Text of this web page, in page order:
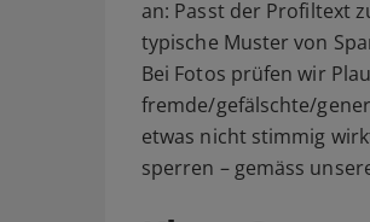
an: Passt der Profiltext
typische Muster von
Bei Fotos prüfen wir
fremde/gefälschte/
etwas nicht stimmig
sperren – gemäss